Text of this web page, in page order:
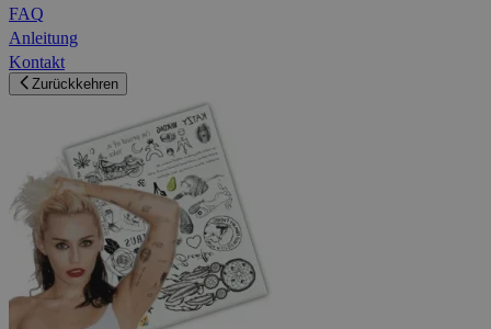
FAQ
Anleitung
Kontakt
Zurückkehren